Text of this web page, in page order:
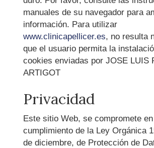
manuales de su navegador para
información. Para utilizar
www.clinicapellicer.es, no resulta
que el usuario permita la
cookies enviadas por JOSE LUIS
ARTIGOT
Privacidad
Este sitio Web, se compromete
cumplimiento de la Ley Orgánica
de diciembre, de Protección de